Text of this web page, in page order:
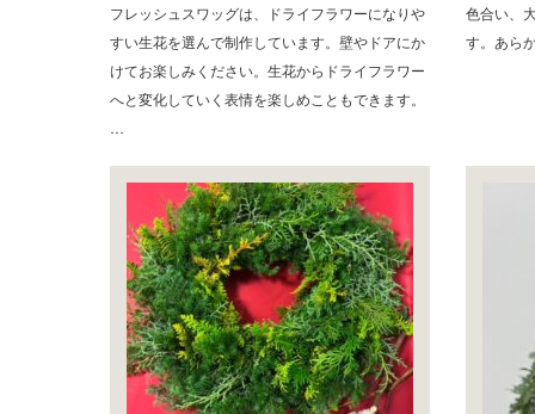
フレッシュスワッグは、ドライフラワーになりや
すい生花を選んで制作しています。壁やドアにか
けてお楽しみください。生花からドライフラワー
へと変化していく表情を楽しめこともできます。
…
色合い、
す。あら